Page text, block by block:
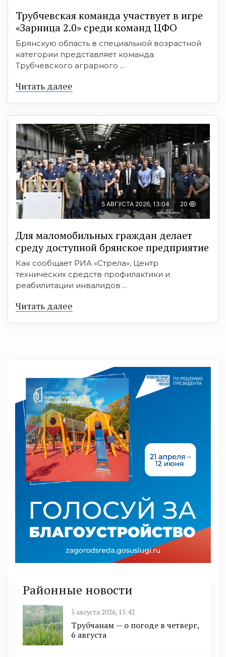
Трубчевская команда участвует в игре
«Зарница 2.0» среди команд ЦФО
Брянскую область в специальной возрастной
категории представляет команда
Трубчевского аграрного ...
Читать далее
5 АВГУСТА 2026, 13:04 20
Для маломобильных граждан делает
среду доступной брянское предприятие
Как сообщает РИА «Стрела», Центр
технических средств профилактики и
реабилитации инвалидов ...
Читать далее
Районные новости
5 августа 2026, 15:42
Трубчанам — о погоде в четверг,
6 августа